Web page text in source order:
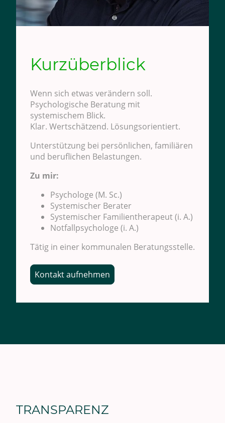
Kurzüberblick
Wenn sich etwas verändern soll.
Psychologische Beratung mit
systemischem Blick.
Klar. Wertschätzend. Lösungsorientiert.
Unterstützung bei persönlichen, familiären
und beruflichen Belastungen.
Zu mir:
Psychologe (M. Sc.)
Systemischer Berater
Systemischer Familientherapeut (i. A.)
Notfallpsychologe (i. A.)
Tätig in einer kommunalen Beratungsstelle.
Kontakt aufnehmen
TRANSPARENZ